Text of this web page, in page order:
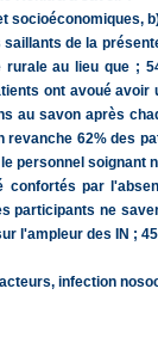
socioéconomiques,
de la
rurale au lieu que ;
ont avoué
au savon après
revanche 62% des
personnel soignant
confortés par
participants ne
l'ampleur des IN ;
infection